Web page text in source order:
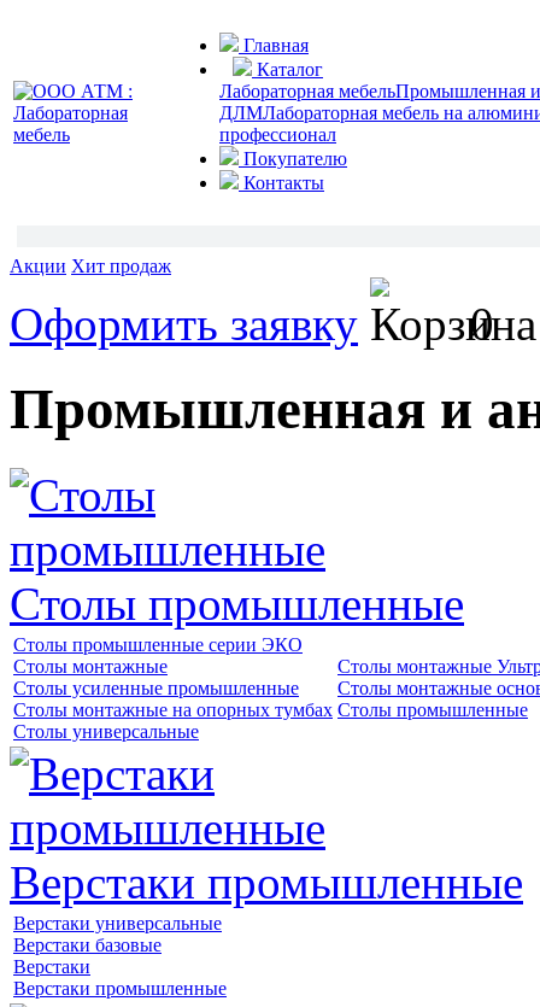
Главная
Каталог
Лабораторная мебельПромышленная и
ДЛМЛабораторная мебель на
профессионал
Покупателю
Контакты
Акции Хит продаж
Оформить заявку 0
Промышленная и
Столы промышленные
Столы промышленные серии ЭКО
Столы монтажные
Столы усиленные промышленные
Столы монтажные на опорных тумбах
Столы универсальные
Столы монтажные
Столы монтажные
Столы промышленные
Верстаки промышленные
Верстаки универсальные
Верстаки базовые
Верстаки
Верстаки промышленные